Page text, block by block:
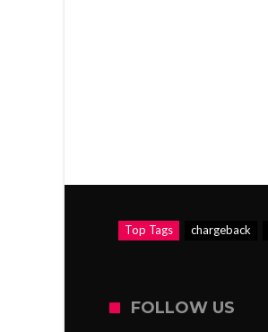
Top Tags chargeback
FOLLOW US